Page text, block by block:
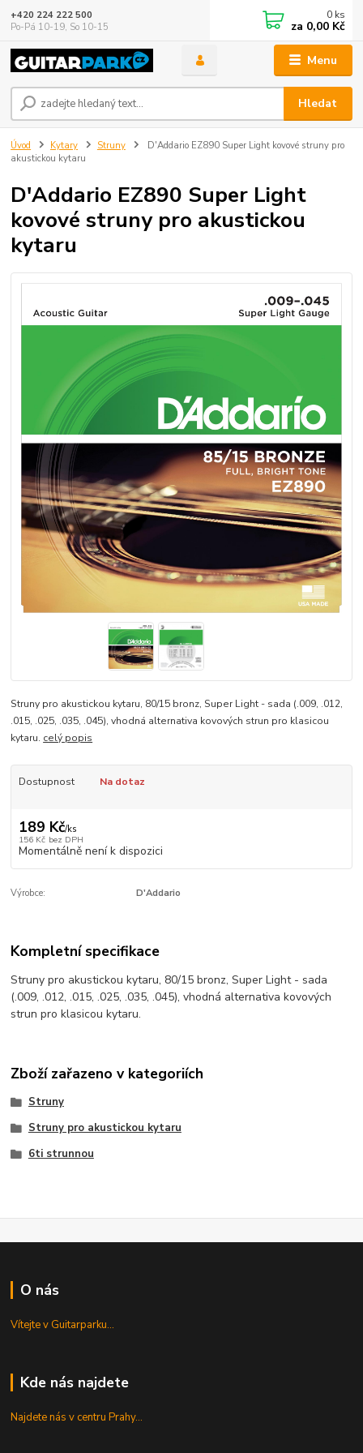
Menu
Hledat
+420 224 222 500
Po-Pá 10-19, So 10-15
0 ks
za 0,00 Kč
Úvod Kytary Struny
D'Addario EZ890 Super Light kovové struny pro
akustickou kytaru
D'Addario EZ890 Super Light
kovové struny pro akustickou
kytaru
Struny pro akustickou kytaru, 80/15 bronz, Super Light - sada (.009, .012,
.015, .025, .035, .045), vhodná alternativa kovových strun pro klasicou
kytaru. celý popis
Dostupnost Na dotaz
189 Kč/ks
156 Kč bez DPH
Momentálně není k dispozici
Výrobce: D'Addario
Kompletní specifikace
Struny pro akustickou kytaru, 80/15 bronz, Super Light - sada
(.009, .012, .015, .025, .035, .045), vhodná alternativa kovových
strun pro klasicou kytaru.
Zboží zařazeno v kategoriích
Struny
Struny pro akustickou kytaru
6ti strunnou
O nás
Vítejte v Guitarparku...
Kde nás najdete
Najdete nás v centru Prahy...